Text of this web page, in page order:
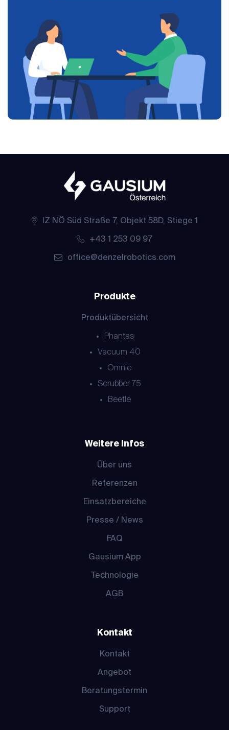
IZ NÖ Süd Straße 7, Objekt 58D, Stiege 1
+43 1 253 09 97
office@denzelrobotics.com
Produkte
Produktübersicht
Phantas
Vacuum 40
Omnie
Scrubber 75
Beetle
Weitere Infos
Über uns
Referenzen
Einsatzbereiche
Presse / News
FAQ
Gausium App
Technologie
AGB
Kontakt
Kontakt
Angebot
Beratungstermin
Support